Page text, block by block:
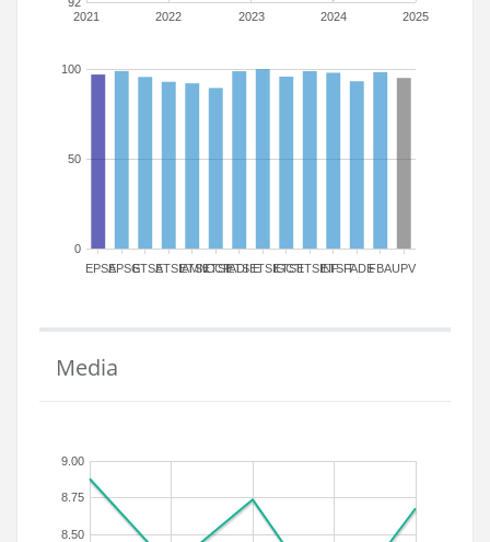
2021 2022 2023 2024 2025
EPSAEPSGETSAETSIAMN
ETSICCP
ETSIADI
ETSIEETSIGCT
ETSIIETSINFETSITFADEFBAUPV
0
50
100
Media
8.50
8.75
9.00